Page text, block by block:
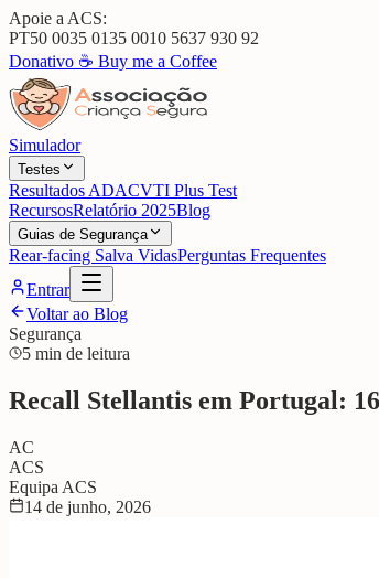
Apoie a ACS:
PT50 0035 0135 0010 5637 930 92
Donativo ☕ Buy me a Coffee
Simulador
Testes
Resultados ADACVTI Plus Test
RecursosRelatório 2025Blog
Guias de Segurança
Rear-facing Salva VidasPerguntas Frequentes
Entrar
Voltar ao Blog
Segurança
5 min de leitura
Recall Stellantis em Portugal:
AC
ACS
Equipa ACS
14 de junho, 2026